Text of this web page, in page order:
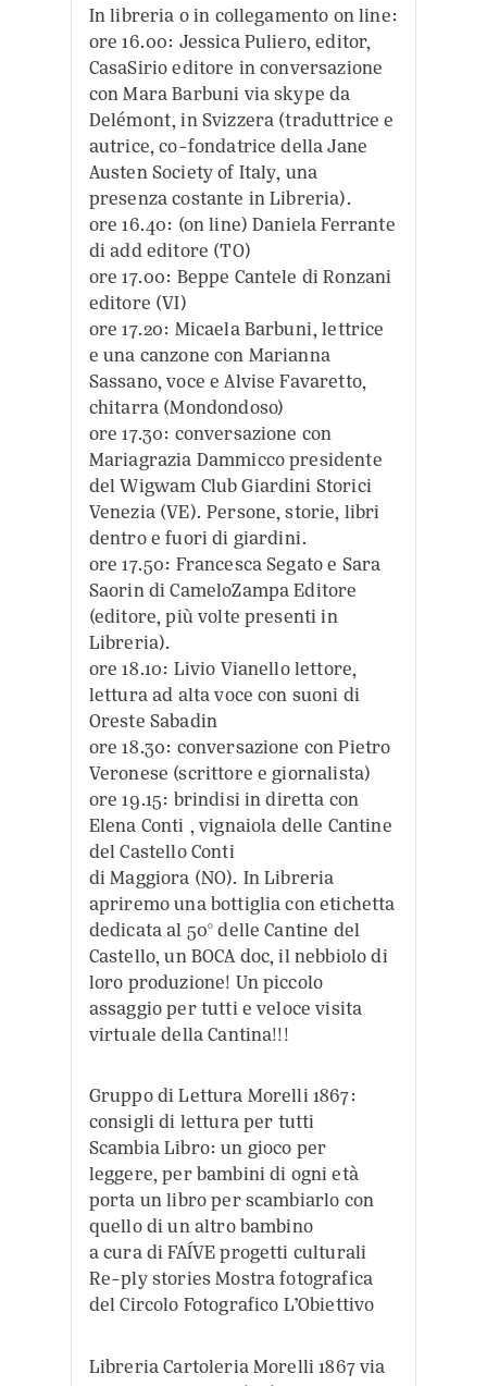
In libreria o in collegamento on line:
ore 16.00: Jessica Puliero, editor,
CasaSirio editore in conversazione
con Mara Barbuni via skype da
Delémont, in Svizzera (traduttrice e
autrice, co-fondatrice della Jane
Austen Society of Italy, una
presenza costante in Libreria).
ore 16.40: (on line) Daniela Ferrante
di add editore (TO)
ore 17.00: Beppe Cantele di Ronzani
editore (VI)
ore 17.20: Micaela Barbuni, lettrice
e una canzone con Marianna
Sassano, voce e Alvise Favaretto,
chitarra (Mondondoso)
ore 17.30: conversazione con
Mariagrazia Dammicco presidente
del Wigwam Club Giardini Storici
Venezia (VE). Persone, storie, libri
dentro e fuori di giardini.
ore 17.50: Francesca Segato e Sara
Saorin di CameloZampa Editore
(editore, più volte presenti in
Libreria).
ore 18.10: Livio Vianello lettore,
lettura ad alta voce con suoni di
Oreste Sabadin
ore 18.30: conversazione con Pietro
Veronese (scrittore e giornalista)
ore 19.15: brindisi in diretta con
Elena Conti , vignaiola delle Cantine
del Castello Conti
di Maggiora (NO). In Libreria
apriremo una bottiglia con etichetta
dedicata al 50° delle Cantine del
Castello, un BOCA doc, il nebbiolo di
loro produzione! Un piccolo
assaggio per tutti e veloce visita
virtuale della Cantina!!!
Gruppo di Lettura Morelli 1867:
consigli di lettura per tutti
Scambia Libro: un gioco per
leggere, per bambini di ogni età
porta un libro per scambiarlo con
quello di un altro bambino
a cura di FAÍVE progetti culturali
Re-ply stories Mostra fotografica
del Circolo Fotografico L’Obiettivo
Libreria Cartoleria Morelli 1867 via